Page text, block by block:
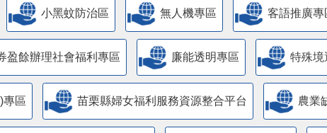
小黑蚊防治區 無人機專區 客語推廣專
盈餘辦理社會福利專區 廉能透明專區 特殊境
專區 苗栗縣婦女福利服務資源整合平台 農業